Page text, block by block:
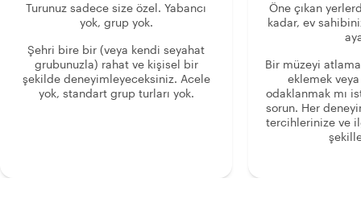
Turunuz sadece size özel. Yabancı
yok, grup yok.
Şehri bire bir (veya kendi seyahat
grubunuzla) rahat ve kişisel bir
şekilde deneyimleyeceksiniz. Acele
yok, standart grup turları yok.
Öne çıkan
kadar, ev
Bir müzeyi
eklemek
odaklanmak mı
sorun. Her
tercihlerinize ve